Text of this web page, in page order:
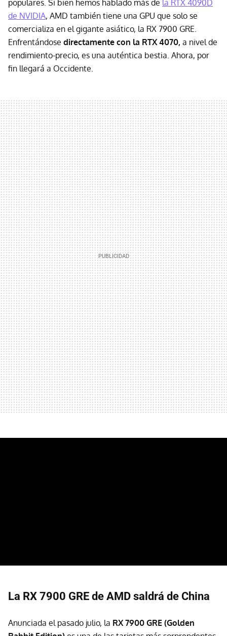
populares. Si bien hemos hablado más de la RTX 4090D
de NVIDIA, AMD también tiene una GPU que solo se
comercializa en el gigante asiático, la RX 7900 GRE.
Enfrentándose directamente con la RTX 4070, a nivel de
rendimiento-precio, es una auténtica bestia. Ahora, por
fin llegará a Occidente.
La RX 7900 GRE de AMD saldrá de China
Anunciada el pasado julio, la RX 7900 GRE (Golden